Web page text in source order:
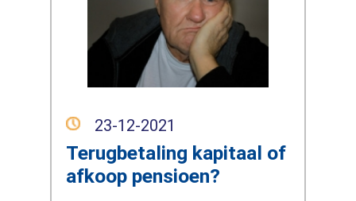
23-12-2021
Terugbetaling kapitaal of
afkoop pensioen?